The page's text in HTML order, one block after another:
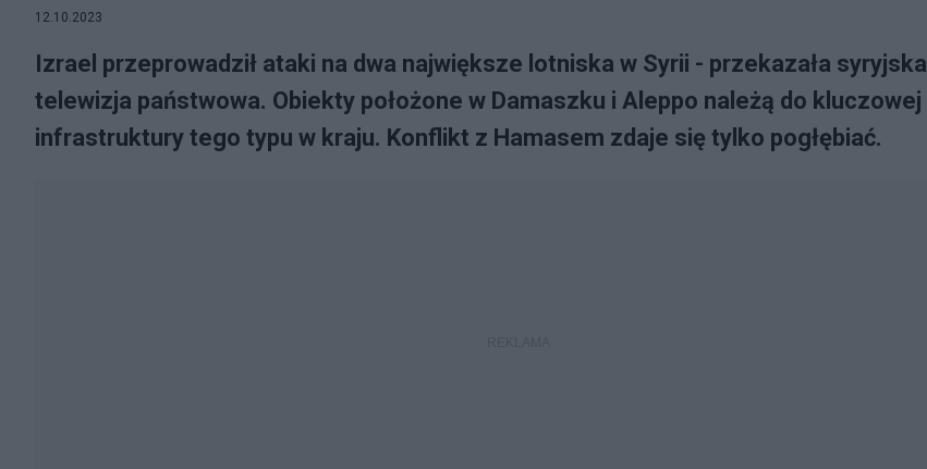
12.10.2023
Izrael przeprowadził ataki na dwa największe lotniska w Syrii - przekazała syryjska
telewizja państwowa. Obiekty położone w Damaszku i Aleppo należą do kluczowej
infrastruktury tego typu w kraju. Konflikt z Hamasem zdaje się tylko pogłębiać.